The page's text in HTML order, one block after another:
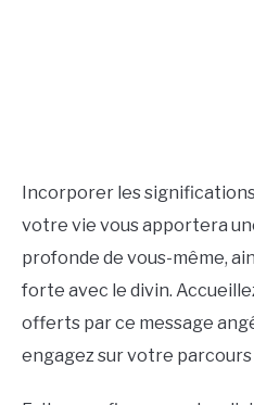
Incorporer les
votre vie vous apportera
profonde de vous-même,
forte avec le divin.
offerts par ce message
engagez sur votre